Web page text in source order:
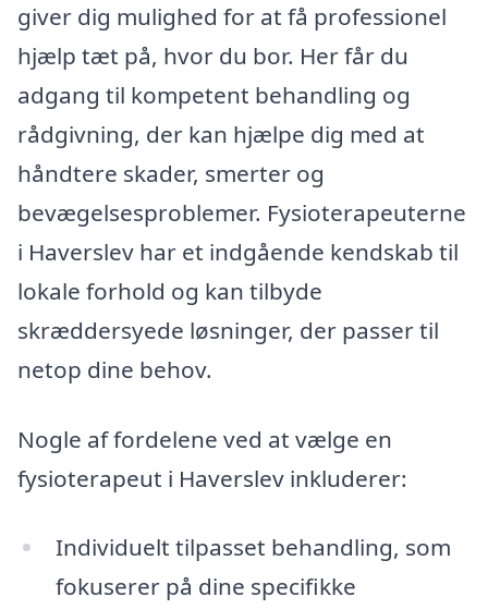
giver dig mulighed for at få professionel
hjælp tæt på, hvor du bor. Her får du
adgang til kompetent behandling og
rådgivning, der kan hjælpe dig med at
håndtere skader, smerter og
bevægelsesproblemer. Fysioterapeuterne
i Haverslev har et indgående kendskab til
lokale forhold og kan tilbyde
skræddersyede løsninger, der passer til
netop dine behov.
Nogle af fordelene ved at vælge en
fysioterapeut i Haverslev inkluderer:
Individuelt tilpasset behandling, som
fokuserer på dine specifikke